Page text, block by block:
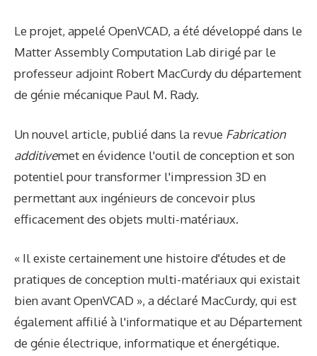
Le projet, appelé OpenVCAD, a été développé dans le
Matter Assembly Computation Lab dirigé par le
professeur adjoint Robert MacCurdy du département
de génie mécanique Paul M. Rady.
Un nouvel article, publié dans la revue Fabrication
additivemet en évidence l'outil de conception et son
potentiel pour transformer l'impression 3D en
permettant aux ingénieurs de concevoir plus
efficacement des objets multi-matériaux.
« Il existe certainement une histoire d'études et de
pratiques de conception multi-matériaux qui existait
bien avant OpenVCAD », a déclaré MacCurdy, qui est
également affilié à l'informatique et au Département
de génie électrique, informatique et énergétique.